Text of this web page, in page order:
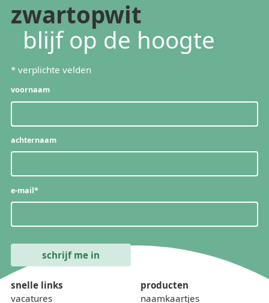
zwartopwit
blijf op de hoogte
* verplichte velden
voornaam
achternaam
e-mail*
snelle links
vacatures
producten
naamkaartjes